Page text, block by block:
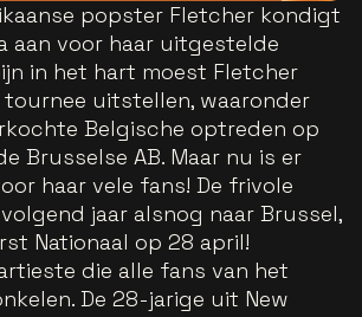
popster Fletcher kondigt
aan voor haar uitgestelde
in het hart moest Fletcher
tournee uitstellen, waaronder
Belgische optreden op
Brusselse AB. Maar nu is er
haar vele fans! De frivole
jaar alsnog naar Brussel,
Nationaal op 28 april!
die alle fans van het
De 28-jarige uit New